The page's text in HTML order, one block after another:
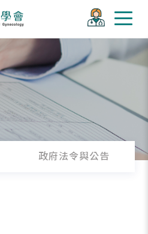
政府法令與公告